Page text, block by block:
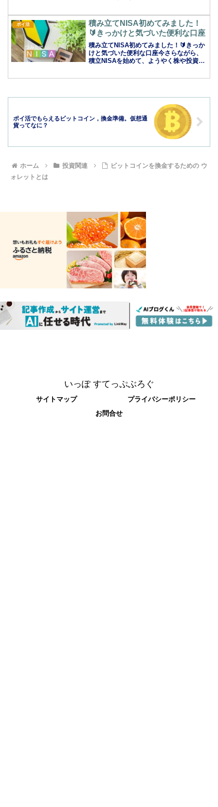
ば、と、本当に思う、今日このごろ。も
し余力のある方は、少...
ポイ活
積み立てNISA初めてみました！
🔰きっかけと気づいた便利な口座
積み立てNISA初めてみました！🔰きっか
けと気づいた便利な口座今さらながら、
積立NISAを始めて、ようやく株や投資信
ポイ活でもらえるビットコイン，換金準備。仮想通
貨ってなに？
ホーム 投資関連
ビットコインを換金するための ウ
ォレットとは
いっぽ すてっぷぶろぐ
サイトマップ
プライバシーポリシー
お問合せ